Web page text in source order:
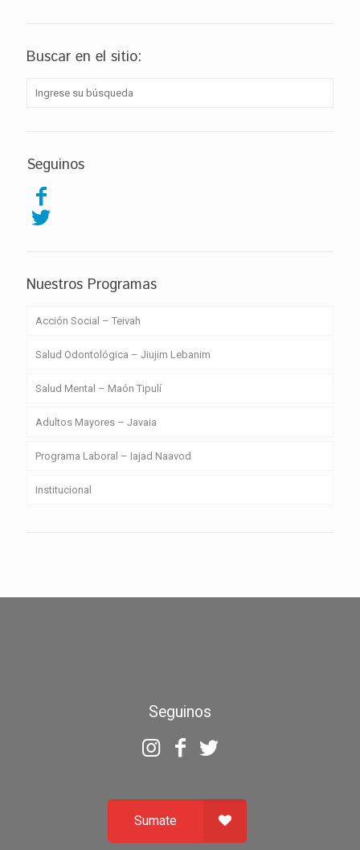
Buscar en el sitio:
Seguinos
Nuestros Programas
Acción Social – Teivah
Salud Odontológica – Jiujim Lebanim
Salud Mental – Maón Tipulí
Adultos Mayores – Javaia
Programa Laboral – Iajad Naavod
Institucional
Seguinos
Sumate